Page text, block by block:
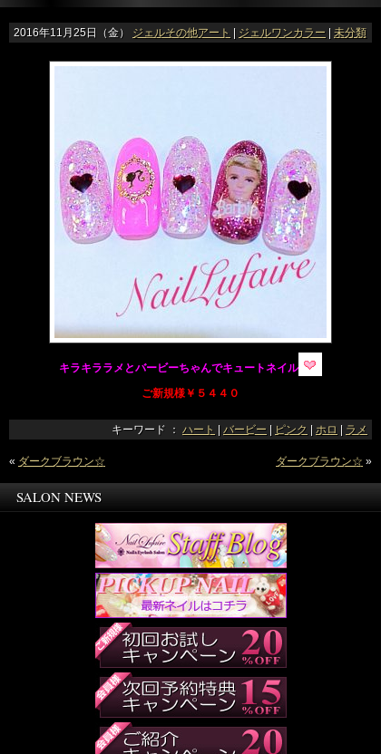
2016年11月25日（金） ジェルその他アート | ジェルワンカラー | 未分類
キラキララメとバービーちゃんでキュートネイル
ご新規様￥５４４０
キーワード ： ハート | バービー | ピンク | ホロ | ラメ
« ダークブラウン☆ ダークブラウン☆ »
SALON NEWS